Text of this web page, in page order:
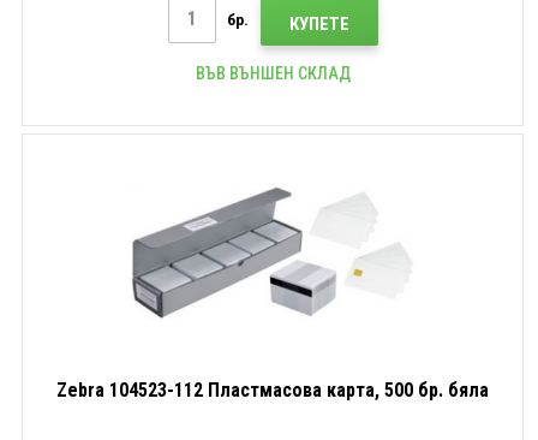
бр. КУПЕТЕ
ВЪВ ВЪНШЕН СКЛАД
Zebra 104523-112 Пластмасова карта, 500 бр. бяла